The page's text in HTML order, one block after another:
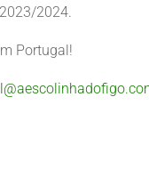
2024.
Portugal!